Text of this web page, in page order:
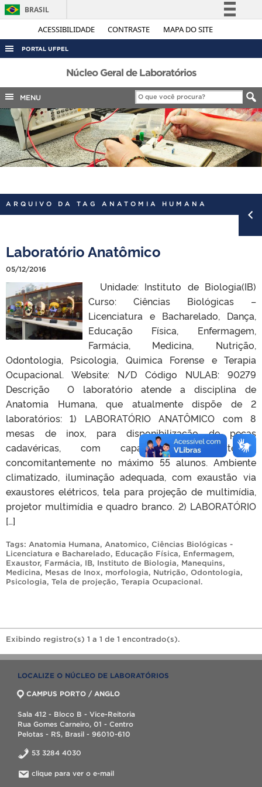
ACESSIBILIDADE CONTRASTE MAPA DO SITE
BRASIL
Simplifique!
Legislação
Canais
PORTAL UFPEL
ACESSO À INFORMAÇÃO
AUDITORIA
COBALTO
CONCURSOS
EDITAIS
INTERNACIONAL
PORTARIAS
Núcleo Geral de Laboratórios
MENU
ARQUIVO DA TAG ANATOMIA HUMANA
Laboratório Anatômico
05/12/2016
Unidade: Instituto de Biologia(IB)
Curso: Ciências Biológicas –
Licenciatura e Bacharelado, Dança,
Educação Física, Enfermagem,
Farmácia, Medicina, Nutrição,
Odontologia, Psicologia, Quimica Forense e Terapia
Ocupacional. Website: N/D Código NULAB: 90279
Descrição O laboratório atende a disciplina de
Anatomia Humana, que atualmente dispõe de 2
laboratórios: 1) LABORATÓRIO ANATÔMICO com 8
mesas de inox, para disponibilização de peças
cadavéricas, com capacidade de atender
concomitantemente no máximo 55 alunos. Ambiente
climatizado, iluminação adequada, com exaustão via
exaustores elétricos, tela para projeção de multimídia,
projetor multimídia e quadro branco. 2) LABORATÓRIO
[…]
Tags: Anatomia Humana, Anatomico, Ciências Biológicas -
Licenciatura e Bacharelado, Educação Física, Enfermagem,
Exaustor, Farmácia, IB, Instituto de Biologia, Manequins,
Medicina, Mesas de Inox, morfologia, Nutrição, Odontologia,
Psicologia, Tela de projeção, Terapia Ocupacional.
Exibindo registro(s) 1 a 1 de 1 encontrado(s).
LOCALIZE O NÚCLEO DE LABORATÓRIOS
CAMPUS PORTO / ANGLO
Sala 412 - Bloco B - Vice-Reitoria
Rua Gomes Carneiro, 01 - Centro
Pelotas - RS, Brasil - 96010-610
53 3284 4030
clique para ver o e-mail